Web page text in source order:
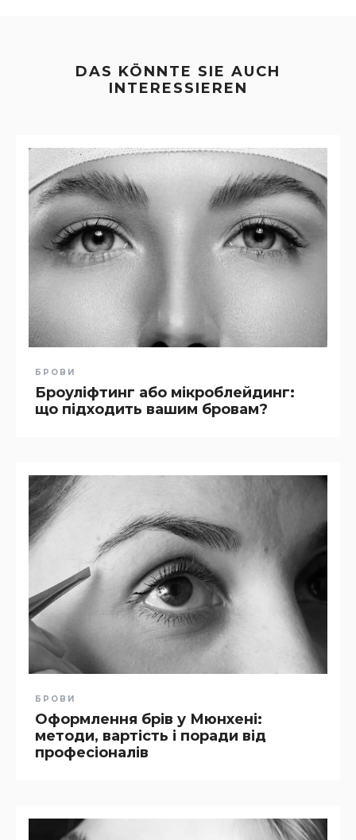
DAS KÖNNTE SIE AUCH
INTERESSIEREN
БРОВИ
Броуліфтинг або мікроблейдинг:
що підходить вашим бровам?
БРОВИ
Оформлення брів у Мюнхені:
методи, вартість і поради від
професіоналів